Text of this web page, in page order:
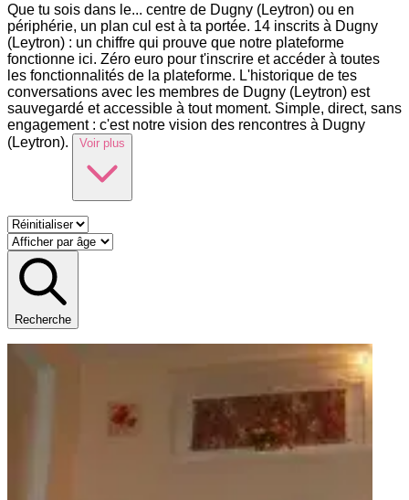
Que tu sois dans le... centre de Dugny (Leytron) ou en
périphérie, un plan cul est à ta portée. 14 inscrits à Dugny
(Leytron) : un chiffre qui prouve que notre plateforme
fonctionne ici. Zéro euro pour t'inscrire et accéder à toutes
les fonctionnalités de la plateforme. L'historique de tes
conversations avec les membres de Dugny (Leytron) est
sauvegardé et accessible à tout moment. Simple, direct, sans
engagement : c'est notre vision des rencontres à Dugny
(Leytron).
Voir plus
Recherche